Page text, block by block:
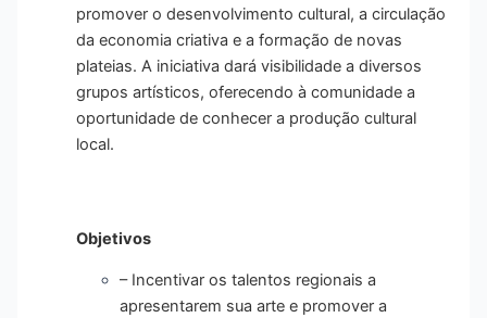
promover o desenvolvimento cultural, a circulação
da economia criativa e a formação de novas
plateias.A iniciativa dará visibilidade a diversos
grupos artísticos, oferecendo à comunidade a
oportunidade de conhecer a produção cultural
local.
Objetivos
– Incentivar os talentos regionais a
apresentarem sua arte e promover a